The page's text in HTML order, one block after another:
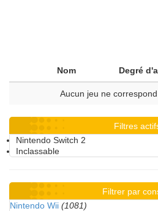
Nom Degré
Aucun jeu ne
Filtres
Nintendo Switch 2
Inclassable
Filtrer par
Nintendo Wii (1081)